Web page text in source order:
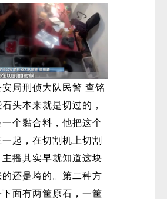
局刑侦大队民警 查铭
头本来就是切过的，
个黏合料，他把这个
起，在切割机上切割
主播其实早就知道这块
还是垮的。第二种方
面有两筐原石，一筐